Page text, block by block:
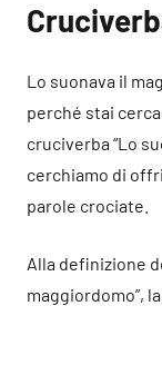
Lo suonava il
perché stai
cruciverba “Lo
cerchiamo di
parole crociate.
Alla definizione
maggiordomo”,